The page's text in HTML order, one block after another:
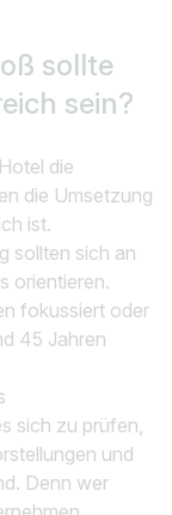
sollte
sein?
die
die Umsetzung
ist.
sollten sich an
orientieren.
fokussiert oder
45 Jahren
sich zu prüfen,
und
Denn wer